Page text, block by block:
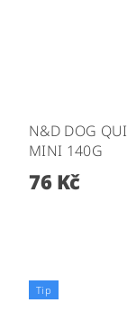
N&D DOG
MINI 140G
76 Kč
Tip